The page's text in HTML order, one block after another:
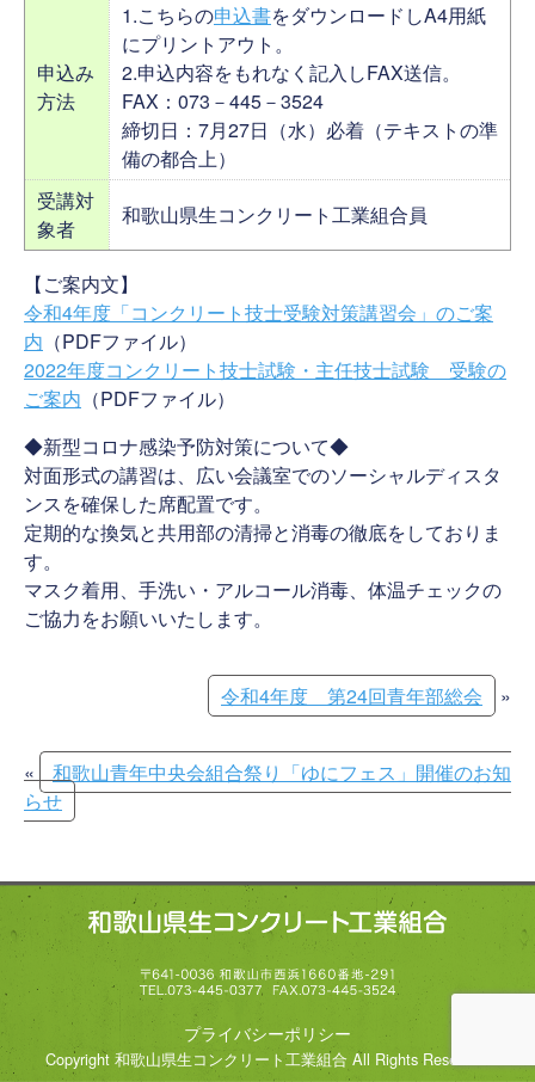
申込み
方法
1.こちらの申込書をダウンロードしA4用紙
にプリントアウト。
2.申込内容をもれなく記入しFAX送信。
FAX：073－445－3524
締切日：7月27日（水）必着（テキストの準
備の都合上）
受講対
象者
和歌山県生コンクリート工業組合員
【ご案内文】
令和4年度「コンクリート技士受験対策講習会」のご案
内 （PDFファイル）
2022年度コンクリート技士試験・主任技士試験 受験の
ご案内 （PDFファイル）
◆新型コロナ感染予防対策について◆
対面形式の講習は、広い会議室でのソーシャルディスタ
ンスを確保した席配置です。
定期的な換気と共用部の清掃と消毒の徹底をしておりま
す。
マスク着用、手洗い・アルコール消毒、体温チェックの
ご協力をお願いいたします。
令和4年度 第24回青年部総会 »
«
和歌山青年中央会組合祭り「ゆにフェス」開催のお知
らせ
プライバシーポリシー
Copyright 和歌山県生コンクリート工業組合 All Rights Reserved.